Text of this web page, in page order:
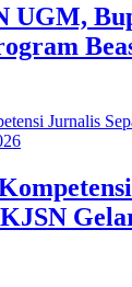
UGM,